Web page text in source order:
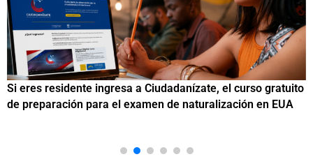
Si eres residente ingresa a Ciudadanízate, el curso gratuito
de preparación para el examen de naturalización en EUA